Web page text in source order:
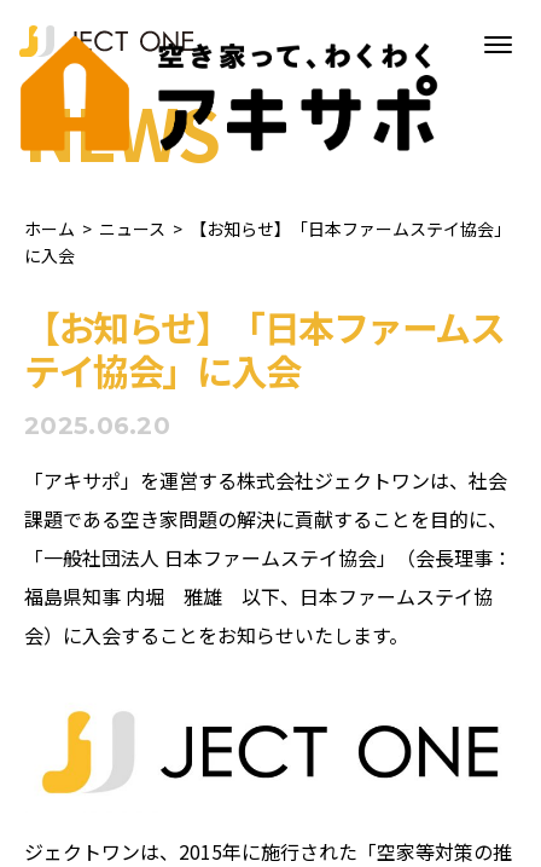
NEWS
ホーム > ニュース >
【お知らせ】「日本ファームステイ協会」
に入会
【お知らせ】「日本ファームス
テイ協会」に入会
2025.06.20
「アキサポ」を運営する株式会社ジェクトワンは、社会
課題である空き家問題の解決に貢献することを目的に、
「一般社団法人 日本ファームステイ協会」（会長理事：
福島県知事 内堀 雅雄 以下、日本ファームステイ協
会）に入会することをお知らせいたします。
ジェクトワンは、2015年に施行された「空家等対策の推